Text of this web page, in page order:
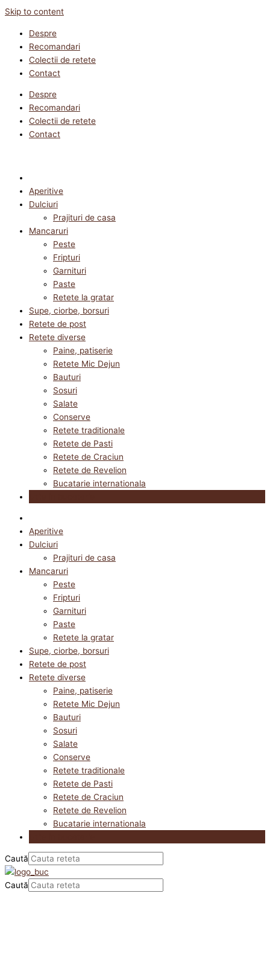
Skip to content
Despre
Recomandari
Colectii de retete
Contact
Despre
Recomandari
Colectii de retete
Contact
Aperitive
Dulciuri
Prajituri de casa
Mancaruri
Peste
Fripturi
Garnituri
Paste
Retete la gratar
Supe, ciorbe, borsuri
Retete de post
Retete diverse
Paine, patiserie
Retete Mic Dejun
Bauturi
Sosuri
Salate
Conserve
Retete traditionale
Retete de Pasti
Retete de Craciun
Retete de Revelion
Bucatarie internationala
Aperitive
Dulciuri
Prajituri de casa
Mancaruri
Peste
Fripturi
Garnituri
Paste
Retete la gratar
Supe, ciorbe, borsuri
Retete de post
Retete diverse
Paine, patiserie
Retete Mic Dejun
Bauturi
Sosuri
Salate
Conserve
Retete traditionale
Retete de Pasti
Retete de Craciun
Retete de Revelion
Bucatarie internationala
Caută
Caută